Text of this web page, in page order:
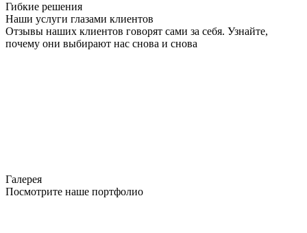
Гибкие решения
Наши услуги глазами клиентов
Отзывы наших клиентов говорят сами за себя. Узнайте,
почему они выбирают нас снова и снова
Галерея
Посмотрите наше портфолио